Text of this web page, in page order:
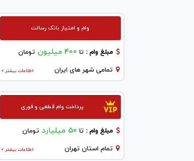
وام و امتیاز بانک رسالت
مبلغ وام : تا 400 میلیون تومان
اطلاعات بیشتر > تمامی شهر های ایران
پرداخت وام قطعی و فوری
مبلغ وام : تا 50 میلیارد تومان
اطلاعات بیشتر > تمام استان تهران